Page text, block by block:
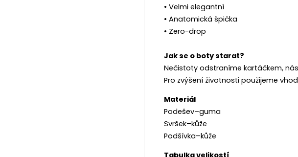
• Velmi elegantní
• Anatomická špička
• Zero-drop
Jak se o boty starat?
Nečistoty odstraníme kartáčkem,
Pro zvýšení životnosti použijeme
Materiál
Podešev–guma
Svršek–kůže
Podšívka–kůže
Tabulka velikostí